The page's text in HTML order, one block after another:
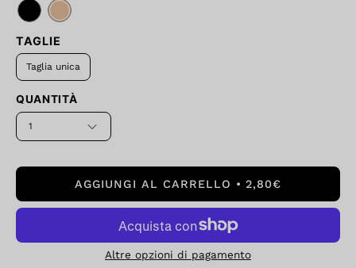
TAGLIE
Taglia unica
QUANTITÀ
1
AGGIUNGI AL CARRELLO 2,80€
Altre opzioni di pagamento